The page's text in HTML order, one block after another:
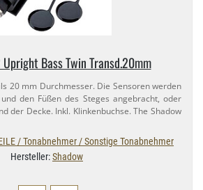
Bass Twin Transd.​20mm
20 mm Durchmesser. Die Sensoren werden
den Füßen des Steges angebracht, oder
der Decke. Inkl. Klinkenbuchse. The Shadow
/ Tonabnehmer / Sonstige Tonabnehmer
Hersteller:Shadow